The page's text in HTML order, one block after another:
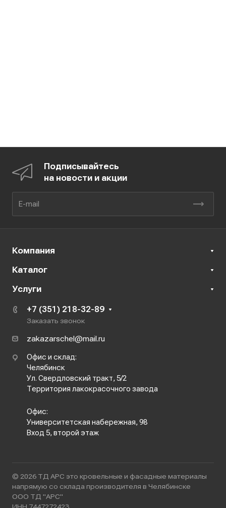
Подписывайтесь
на новости и акции
Компания
Каталог
Услуги
+7 (351) 218-32-89
Заказать звонок
zakazarschel@mail.ru
Офис и склад:
Челябинск
Ул. Свердловский тракт, 5/2
Территория лакокрасочного завода
Офис:
Университетская набережная, 98
Вход 5, второй этаж
© 2026 ТД АРС это кровельные и фасадные материалы
напрямую со склада производителя в Челябинске
ООО ТД "АРС"